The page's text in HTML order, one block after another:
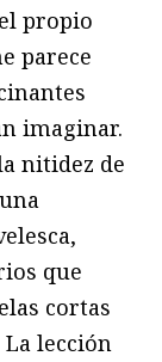
propio
parece
imaginar.
nitidez de
que
cortas
La lección